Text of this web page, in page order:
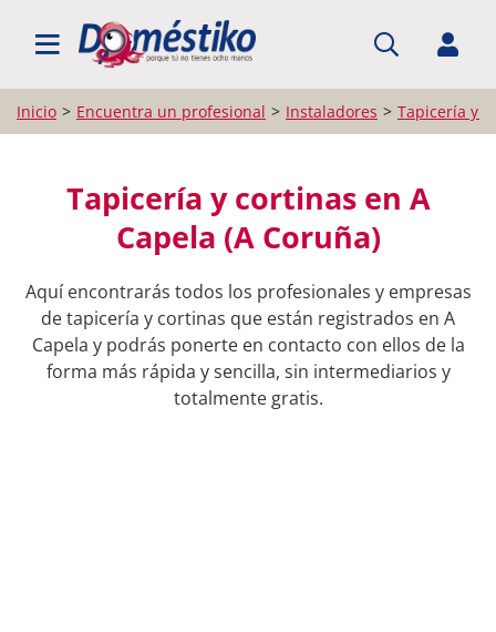
BUSCAR PROFESIONALES
Inicio Encuentra un profesional Instaladores Tapicería y
Tapicería y cortinas en A
Capela (A Coruña)
Aquí encontrarás todos los profesionales y empresas
de tapicería y cortinas que están registrados en A
Capela y podrás ponerte en contacto con ellos de la
forma más rápida y sencilla, sin intermediarios y
totalmente gratis.